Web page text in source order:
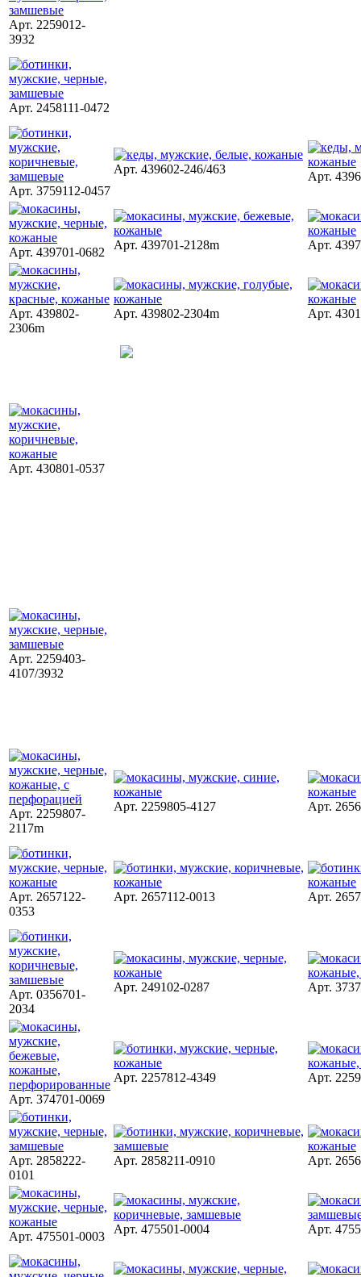
Арт. 2259012-
3932
Арт. 2458111-0472
Арт. 3759112-0457
Арт. 439602-246/463
Арт.
Арт. 439701-0682
Арт. 439701-2128m Арт.
Арт. 439802-
2306m
Арт. 439802-2304m Арт.
Арт. 430801-0537
Арт. 2259403-
4107/3932
Арт. 2259807-
2117m
Арт. 2259805-4127 Арт.
Арт. 2657122-
0353
Арт. 2657112-0013 Арт.
Арт. 0356701-
2034
Арт. 249102-0287 Арт.
Арт. 374701-0069
Арт. 2257812-4349 Арт.
Арт. 2858222-
0101
Арт. 2858211-0910 Арт.
Арт. 475501-0003
Арт. 475501-0004 Арт.